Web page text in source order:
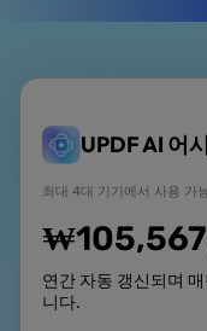
UPDF AI 어
최대 4대 기기에서 사용 가
₩105,567
연간 자동 갱신되며
니다.